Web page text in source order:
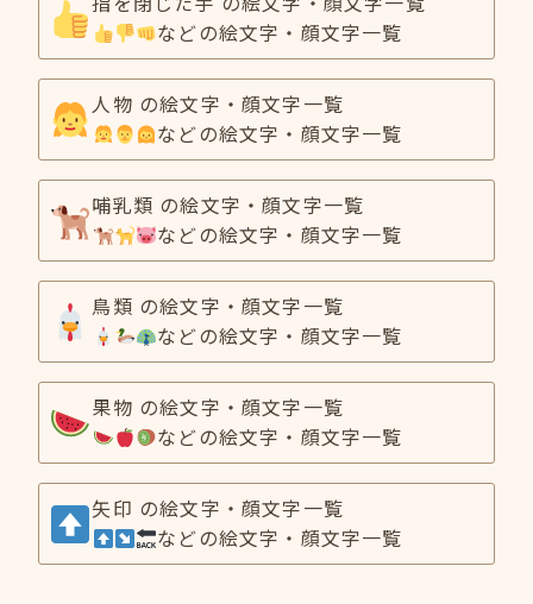
などの絵文字・顔文字一覧
人物 の絵文字・顔文字一覧
などの絵文字・顔文字一覧
哺乳類 の絵文字・顔文字一覧
などの絵文字・顔文字一覧
鳥類 の絵文字・顔文字一覧
などの絵文字・顔文字一覧
果物 の絵文字・顔文字一覧
などの絵文字・顔文字一覧
矢印 の絵文字・顔文字一覧
などの絵文字・顔文字一覧